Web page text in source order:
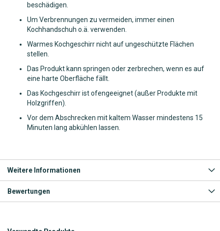
beschädigen.
Um Verbrennungen zu vermeiden, immer einen
Kochhandschuh o.ä. verwenden.
Warmes Kochgeschirr nicht auf ungeschützte Flächen
stellen.
Das Produkt kann springen oder zerbrechen, wenn es auf
eine harte Oberfläche fällt.
Das Kochgeschirr ist ofengeeignet (außer Produkte mit
Holzgriffen).
Vor dem Abschrecken mit kaltem Wasser mindestens 15
Minuten lang abkühlen lassen.
Weitere Informationen
Bewertungen